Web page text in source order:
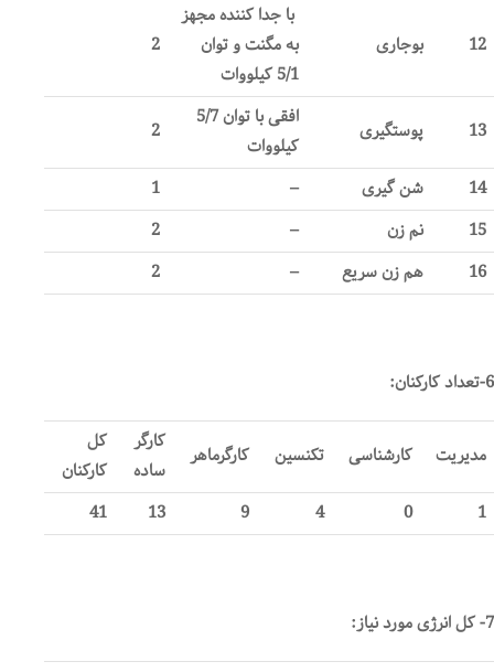
12 بوجاری
با جدا کننده مجهز
به مگنت و توان
5/1 کیلووات
2
13 پوستگیری
افقی با توان 5/7
کیلووات
2
14
شن گیری –
1
15
نم زن –
2
16
هم زن سریع –
2
6-تعداد کارکنان:
مدیریت کارشناسی تکنسین کارگرماهر
کارگر
ساده
کل
کارکنان
1
0
4
9
13
41
7- کل انرژی مورد نیاز: